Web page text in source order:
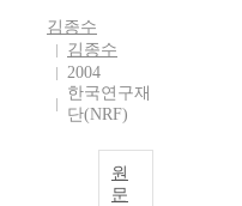
김종수
김종수
2004
한국연구재
단(NRF)
원
문